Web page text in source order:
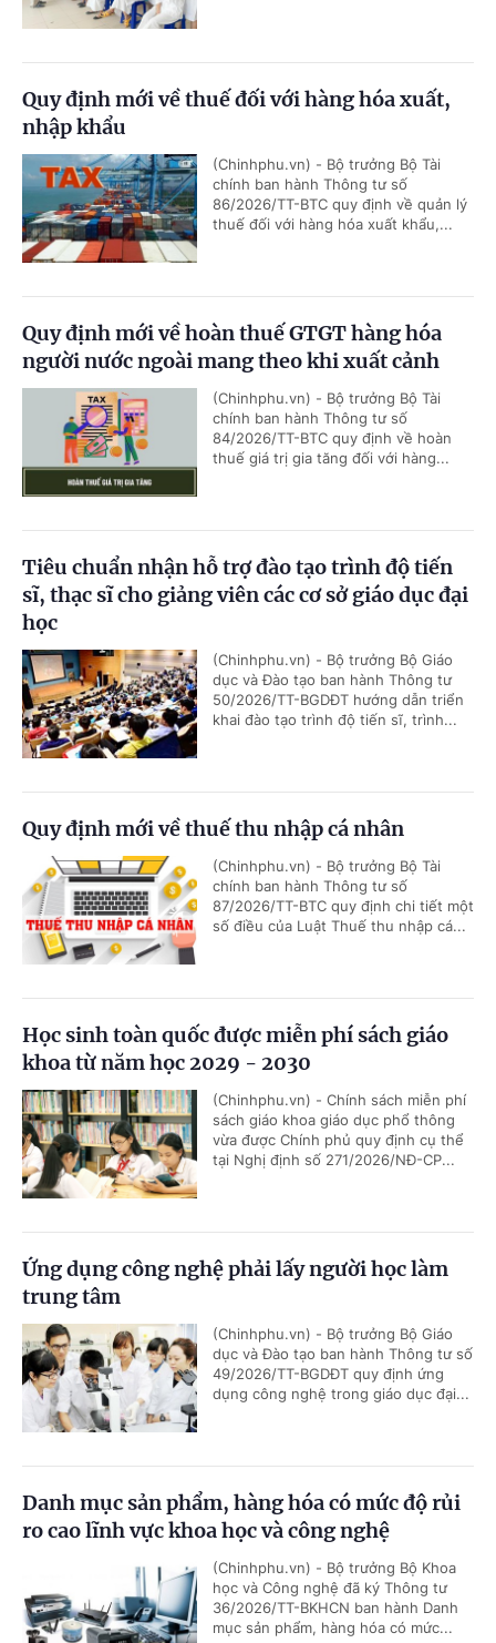
Quy định mới về thuế đối với hàng hóa xuất,
nhập khẩu
(Chinhphu.vn) - Bộ trưởng Bộ Tài
chính ban hành Thông tư số
86/2026/TT-BTC quy định về quản lý
thuế đối với hàng hóa xuất khẩu,...
Quy định mới về hoàn thuế GTGT hàng hóa
người nước ngoài mang theo khi xuất cảnh
(Chinhphu.vn) - Bộ trưởng Bộ Tài
chính ban hành Thông tư số
84/2026/TT-BTC quy định về hoàn
thuế giá trị gia tăng đối với hàng...
Tiêu chuẩn nhận hỗ trợ đào tạo trình độ tiến
sĩ, thạc sĩ cho giảng viên các cơ sở giáo dục đại
học
(Chinhphu.vn) - Bộ trưởng Bộ Giáo
dục và Đào tạo ban hành Thông tư
50/2026/TT-BGDĐT hướng dẫn triển
khai đào tạo trình độ tiến sĩ, trình...
Quy định mới về thuế thu nhập cá nhân
(Chinhphu.vn) - Bộ trưởng Bộ Tài
chính ban hành Thông tư số
87/2026/TT-BTC quy định chi tiết một
số điều của Luật Thuế thu nhập cá...
Học sinh toàn quốc được miễn phí sách giáo
khoa từ năm học 2029 - 2030
(Chinhphu.vn) - Chính sách miễn phí
sách giáo khoa giáo dục phổ thông
vừa được Chính phủ quy định cụ thể
tại Nghị định số 271/2026/NĐ-CP...
Ứng dụng công nghệ phải lấy người học làm
trung tâm
(Chinhphu.vn) - Bộ trưởng Bộ Giáo
dục và Đào tạo ban hành Thông tư số
49/2026/TT-BGDĐT quy định ứng
dụng công nghệ trong giáo dục đại...
Danh mục sản phẩm, hàng hóa có mức độ rủi
ro cao lĩnh vực khoa học và công nghệ
(Chinhphu.vn) - Bộ trưởng Bộ Khoa
học và Công nghệ đã ký Thông tư
36/2026/TT-BKHCN ban hành Danh
mục sản phẩm, hàng hóa có mức...